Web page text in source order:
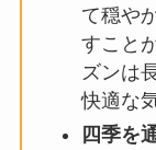
て穏や
すこと
ズンは
快適な
四季を